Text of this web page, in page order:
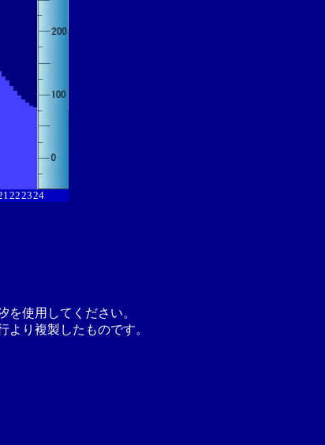
222324
使用してください。
り複製したものです。